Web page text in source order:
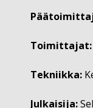
Toimittajat:
Tekniikka:
Julkaisija: